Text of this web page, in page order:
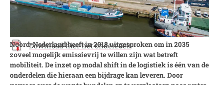
Download hier het onderzoek
Noord-Nederland heeft in 2018 uitgesproken om in 2035
zoveel mogelijk emissievrij te willen zijn wat betreft
mobiliteit. De inzet op modal shift in de logistiek is één van de
onderdelen die hieraan een bijdrage kan leveren. Door